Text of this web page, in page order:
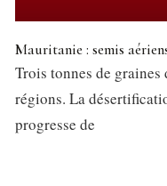
Mauritanie : semis
Trois tonnes de
régions. La
progresse de